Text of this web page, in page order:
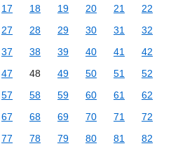
17 18 19 20 21
22
27 28 29 30 31
32
37 38 39 40 41
42
47 48 49 50 51
52
57 58 59 60 61
62
67 68 69 70 71
72
77 78 79 80 81
82